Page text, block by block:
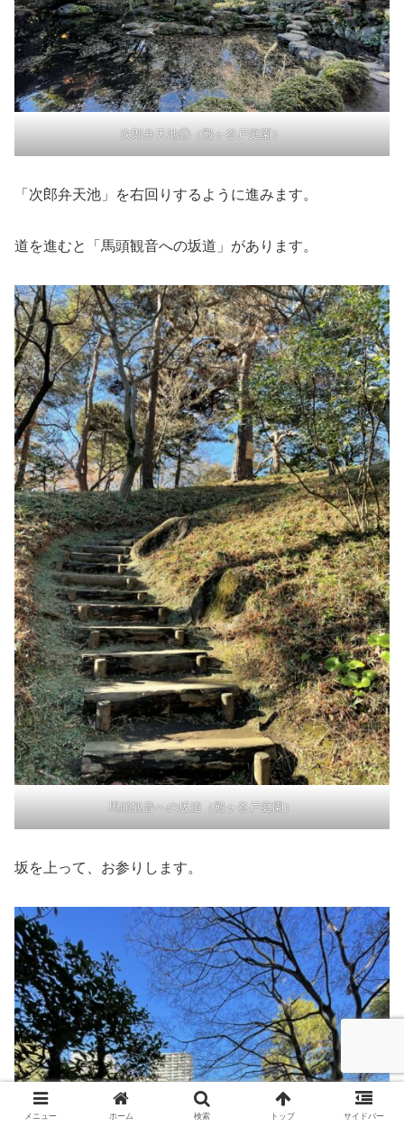
次郎弁天池②（殿ヶ谷戸庭園）
「次郎弁天池」を右回りするように進みます。
道を進むと「馬頭観音への坂道」があります。
馬頭観音への坂道（殿ヶ谷戸庭園）
坂を上って、お参りします。
メニュー ホーム 検索 トップ サイドバー